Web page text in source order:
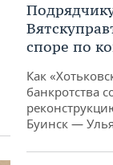
споре по
Как
банкротства
Буинск —